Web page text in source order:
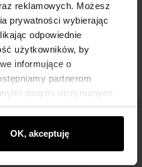
reklamowych. Możesz
prywatności wybierając
odpowiednie
użytkowników, by
informujące o
partnerom
danymi otrzymanymi
OK, akceptuję